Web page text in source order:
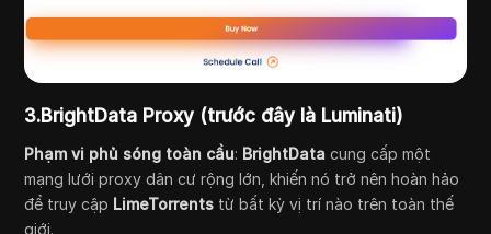
3.BrightData Proxy (trước đây là Luminati)
Phạm vi phủ sóng toàn cầu: BrightData cung cấp một
mạng lưới proxy dân cư rộng lớn, khiến nó trở nên hoàn hảo
để truy cập LimeTorrents từ bất kỳ vị trí nào trên toàn thế
giới.